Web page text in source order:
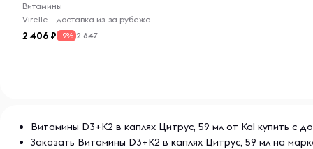
Витамины
Virelle - доставка из-за рубежа
2 406 -9% 2 647
Витамины D3+K2 в каплях Цитрус, 59 мл от Kal купить с
Заказать Витамины D3+K2 в каплях Цитрус, 59 мл на